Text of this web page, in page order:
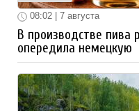
08:02 | 7 августа
В производстве пива
опередила немецкую